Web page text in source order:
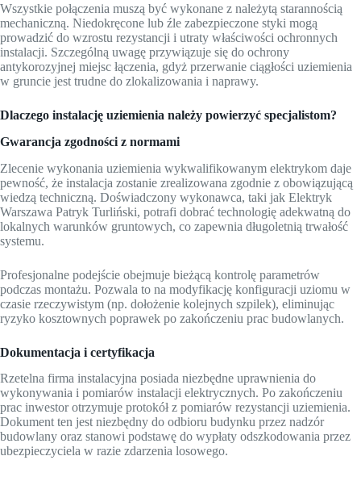
Wszystkie połączenia muszą być wykonane z należytą starannością
mechaniczną. Niedokręcone lub źle zabezpieczone styki mogą
prowadzić do wzrostu rezystancji i utraty właściwości ochronnych
instalacji. Szczególną uwagę przywiązuje się do ochrony
antykorozyjnej miejsc łączenia, gdyż przerwanie ciągłości uziemienia
w gruncie jest trudne do zlokalizowania i naprawy.
Dlaczego instalację uziemienia należy powierzyć specjalistom?
Gwarancja zgodności z normami
Zlecenie wykonania uziemienia wykwalifikowanym elektrykom daje
pewność, że instalacja zostanie zrealizowana zgodnie z obowiązującą
wiedzą techniczną. Doświadczony wykonawca, taki jak Elektryk
Warszawa Patryk Turliński, potrafi dobrać technologię adekwatną do
lokalnych warunków gruntowych, co zapewnia długoletnią trwałość
systemu.
Profesjonalne podejście obejmuje bieżącą kontrolę parametrów
podczas montażu. Pozwala to na modyfikację konfiguracji uziomu w
czasie rzeczywistym (np. dołożenie kolejnych szpilek), eliminując
ryzyko kosztownych poprawek po zakończeniu prac budowlanych.
Dokumentacja i certyfikacja
Rzetelna firma instalacyjna posiada niezbędne uprawnienia do
wykonywania i pomiarów instalacji elektrycznych. Po zakończeniu
prac inwestor otrzymuje protokół z pomiarów rezystancji uziemienia.
Dokument ten jest niezbędny do odbioru budynku przez nadzór
budowlany oraz stanowi podstawę do wypłaty odszkodowania przez
ubezpieczyciela w razie zdarzenia losowego.